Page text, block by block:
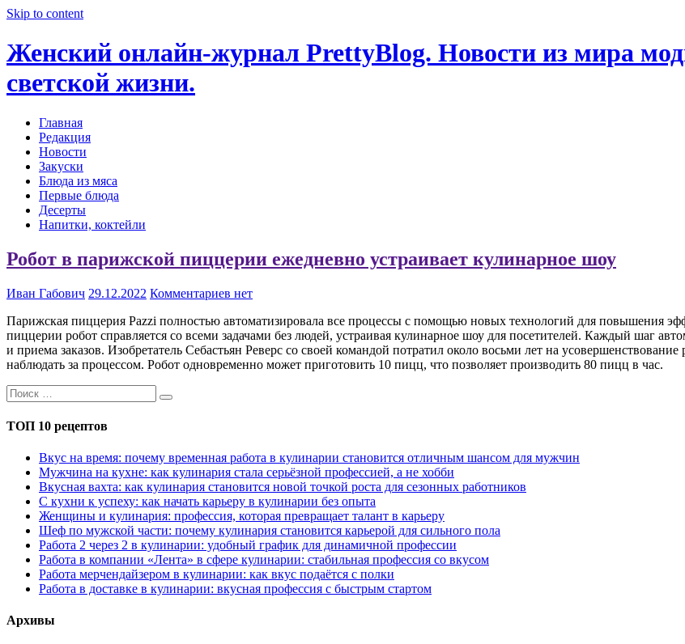
Skip to content
Женский онлайн-журнал PrettyBlog. Новости из мира
светской жизни.
Главная
Редакция
Новости
Закуски
Блюда из мяса
Первые блюда
Десерты
Напитки, коктейли
Робот в парижской пиццерии ежедневно устраивает кулинарное шоу
Иван Габович 29.12.2022 Комментариев нет
Парижская пиццерия Pazzi полностью автоматизировала все процессы с помощью новых технологий для повышения
пиццерии робот справляется со всеми задачами без людей, устраивая кулинарное шоу для посетителей. Каждый шаг
и приема заказов. Изобретатель Себастьян Реверс со своей командой потратил около восьми лет на
наблюдать за процессом. Робот одновременно может приготовить 10 пицц, что позволяет производить 80 пицц в час.
ТОП 10 рецептов
Вкус на время: почему временная работа в кулинарии становится отличным шансом для мужчин
Мужчина на кухне: как кулинария стала серьёзной профессией, а не хобби
Вкусная вахта: как кулинария становится новой точкой роста для сезонных работников
С кухни к успеху: как начать карьеру в кулинарии без опыта
Женщины и кулинария: профессия, которая превращает талант в карьеру
Шеф по мужской части: почему кулинария становится карьерой для сильного пола
Работа 2 через 2 в кулинарии: удобный график для динамичной профессии
Работа в компании «Лента» в сфере кулинарии: стабильная профессия со вкусом
Работа мерчендайзером в кулинарии: как вкус подаётся с полки
Работа в доставке в кулинарии: вкусная профессия с быстрым стартом
Архивы